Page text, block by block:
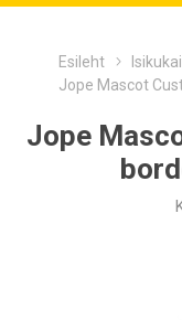
Esileht
Jope Mascot
Jope